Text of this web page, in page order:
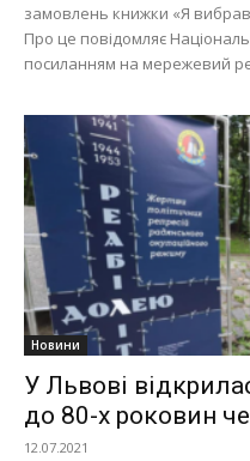
замовлень книжки «Я
Про це повідомляє
посиланням на мережевий
Новини
У Львові
до 80-х роковин
12.07.2021